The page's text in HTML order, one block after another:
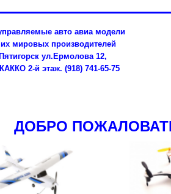
авто авиа модели
мировых производителей
ул.Ермолова 12,
2-й этаж. (918) 741-65-75
ДОБРО